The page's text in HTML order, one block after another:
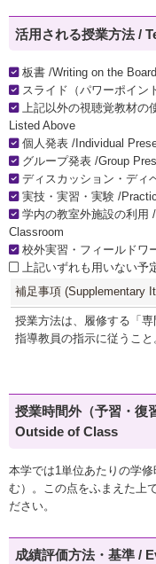
活用される授業方法 /
板書 /Writing on the Board
スライド（パワーポイン
上記以外の視聴覚教材の
Listed Above
個人発表 /Individual
グループ発表 /Group
ディスカッション・ディ
実技・実習・実験 /
学内の教室外施設の利用
Classroom
校外実習・フィールドワ
上記いずれも用いない予
補足事項 (Supplementary
授業方法は、履修する「
指導教員の指示に従うこと
授業時間外（予習・復
Outside of Class
本学では1単位あたりの学
む）。この点をふまえた上
ださい。
成績評価方法・基準 /